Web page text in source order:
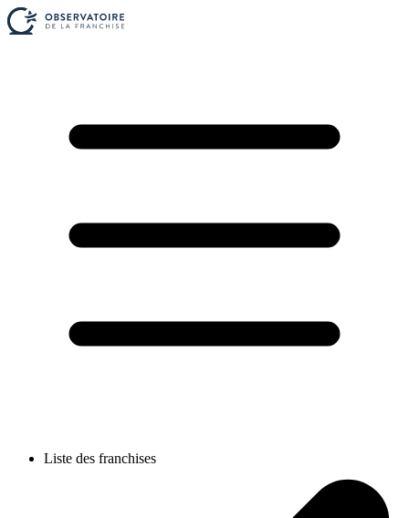
Liste des franchises